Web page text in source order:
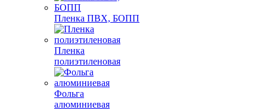
Пленка ПВХ, БОПП
Пленка
полиэтиленовая
Фольга
алюминиевая